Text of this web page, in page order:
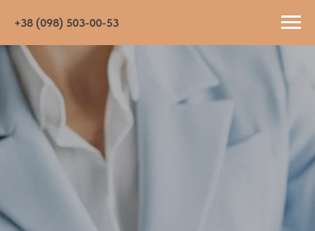
+38 (098) 503-00-53